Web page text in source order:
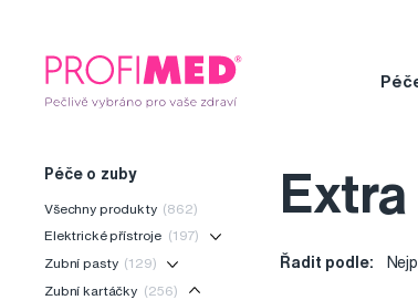
Péče o zuby
Všechny produkty (862)
Elektrické přístroje (197)
Zubní pasty (129)
Zubní kartáčky (256)
Řadit podle: